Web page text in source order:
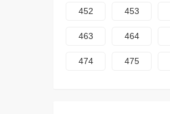
452 453
463 464
474 475